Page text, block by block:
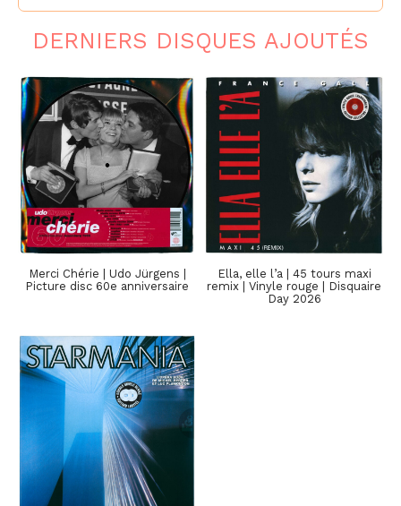
DERNIERS DISQUES AJOUTÉS
Merci Chérie | Udo Jürgens |
Picture disc 60e anniversaire
Ella, elle l’a | 45 tours maxi
remix | Vinyle rouge | Disquaire
Day 2026